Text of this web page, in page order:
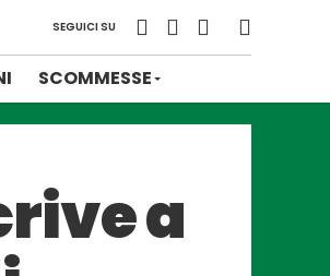
SEGUICI SU
SCOMMESSE
a